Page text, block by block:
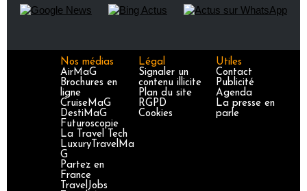
Nos médias
AirMaG
Brochures en
ligne
CruiseMaG
DestiMaG
Futuroscopie
La Travel Tech
LuxuryTravelMa
G
Partez en
France
TravelJobs
Légal
Signaler un
contenu illicite
Plan du site
RGPD
Cookies
Utiles
Contact
Publicité
Agenda
La presse en
parle